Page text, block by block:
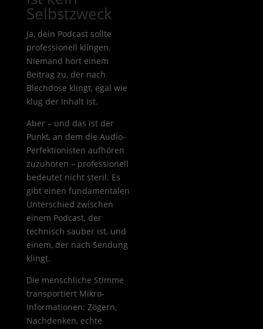
Selbstzweck
Ja, dein Podcast sollte
professionell klingen.
Niemand hört einem
Beitrag zu, der nach
Blechdose klingt, egal wie
klug der Inhalt ist.
Aber – und das ist der
Punkt, an dem die Audio-
Perfektionisten aufhören
zuzuhören – professionell
bedeutet nicht steril. Es
gibt einen fundamentalen
Unterschied zwischen
einem Podcast, der
technisch sauber ist, und
einem, der nach Sendung
klingt.
Die menschliche Stimme
transportiert Mikro-
Informationen: Zögern,
Nachdenken, echte